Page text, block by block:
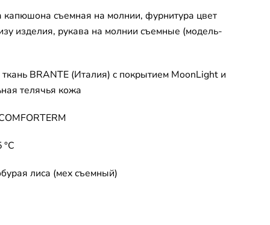
капюшона съемная на молнии, фурнитура цвет
изделия, рукава на молнии съемные (модель-
BRANTE (Италия) c покрытием MoonLight и
телячья кожа
лиса (мех съемный)